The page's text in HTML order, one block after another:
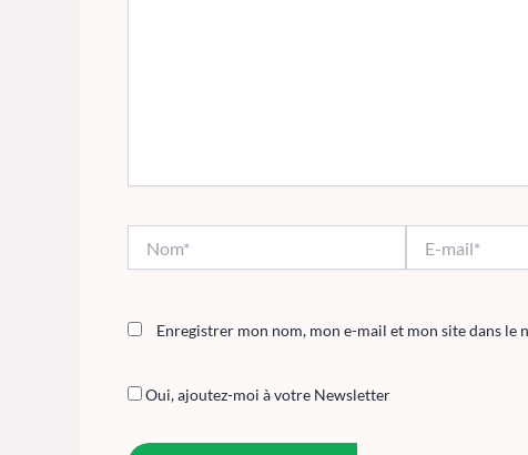
mail*
Enregistrer mon nom, mon e-mail et mon site dans
Oui, ajoutez-moi à votre Newsletter